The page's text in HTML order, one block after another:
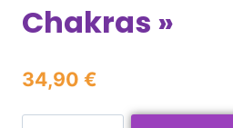
Chakras »
34,90 €